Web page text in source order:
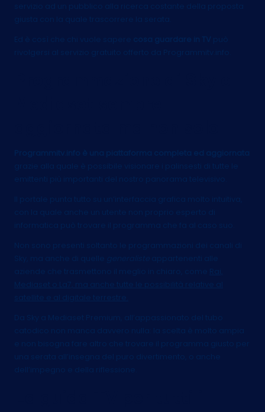
servizio ad un pubblico alla ricerca costante della proposta
giusta con la quale trascorrere la serata.
Ed è così che chi vuole sapere cosa guardare in TV
può
rivolgersi al servizio gratuito offerto da Programmitv.info.
Programmitv.info è una piattaforma completa ed aggiornata
grazie alla quale è possibile visionare i palinsesti di tutte le
emittenti più importanti del nostro panorama televisivo.
Il portale punta tutto su un’interfaccia grafica molto intuitiva,
con la quale anche un utente non proprio esperto di
informatica può trovare il programma che fa al caso suo.
Non sono presenti soltanto le programmazioni dei canali di
Sky, ma anche di quelle
appartenenti alle
aziende che trasmettono il meglio in chiaro, come
Mediaset o La7, ma anche tutte le possibilità relative al
satellite e al digitale terrestre.
Da Sky a Mediaset Premium, all’appassionato del tubo
catodico non manca davvero nulla: la scelta è molto ampia
e non bisogna fare altro che trovare il programma giusto per
una serata all’insegna del puro divertimento, o anche
dell’impegno e della riflessione.